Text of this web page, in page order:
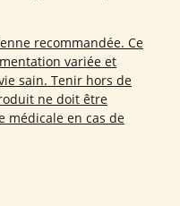
recommandée. Ce
variée et
sain. Tenir hors de
ne doit être
médicale en cas de